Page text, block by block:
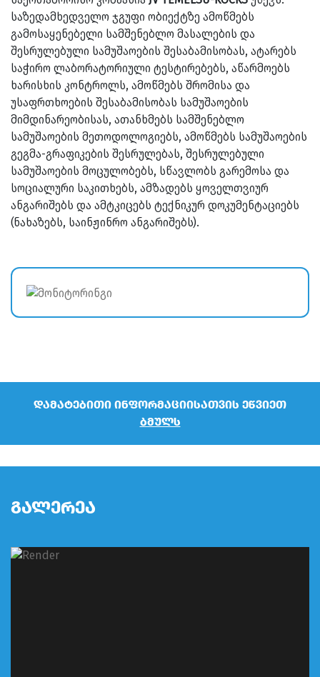
საზედამხედველო ჯგუფი ობიექტზე ამოწმებს
გამოსაყენებელი სამშენებლო მასალების და
შესრულებული სამუშაოების შესაბამისობას, ატარებს
საჭირო ლაბორატორიული ტესტირებებს, აწარმოებს
ხარისხის კონტროლს, ამოწმებს შრომისა და
უსაფრთხოების შესაბამისობას სამუშაოების
მიმდინარეობისას, ათანხმებს სამშენებლო
სამუშაოების მეთოდოლოგიებს, ამოწმებს სამუშაოების
გეგმა-გრაფიკების შესრულებას, შესრულებული
სამუშაოების მოცულობებს, სწავლობს გარემოსა და
სოციალური საკითხებს, ამზადებს ყოველთვიურ
ანგარიშებს და ამტკიცებს ტექნიკურ დოკუმენტაციებს
(ნახაზებს, საინჟინრო ანგარიშებს).
დამატებითი ინფორმაციისათვის ეწვიეთ
ბმულს
ᲒᲐᲚᲔᲠᲔᲐ